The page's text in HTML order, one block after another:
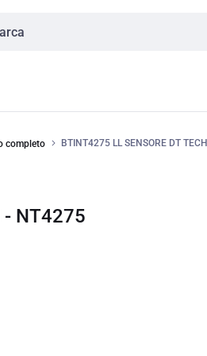
completo BTINT4275 LL SENSORE DT TECH
- NT4275